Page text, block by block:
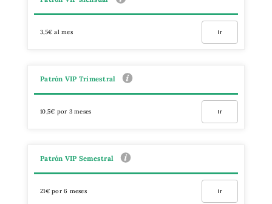
3,5€ al mes Ir
Patrón VIP Trimestral
10,5€ por 3 meses Ir
Patrón VIP Semestral
21€ por 6 meses Ir